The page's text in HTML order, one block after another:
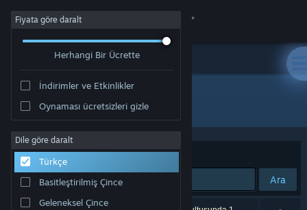
Giriş yap
Hakkında
Destek
Fiyata göre daralt
Herhangi Bir Ücrette
İndirimler ve Etkinlikler
Oynaması ücretsizleri gizle
Dile göre daralt
Türkçe
Basitleştirilmiş Çince
Geleneksel Çince
Tüm Ürünler
Sırala Uygunluk
Ara